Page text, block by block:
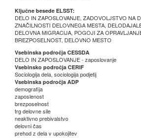
Ključne besede ELSST:
DELO IN ZAPOSLOVANJE, ZADOVOLJSTVO NA
ZNAČILNOSTI DELOVNEGA MESTA,
DELOVNA MIGRACIJA, POGOJI ZA
BREZPOSELNOST, DELOVNO MESTO
Vsebinska področja CESSDA
DELO IN ZAPOSLOVANJE - zaposlovanje
Vsebinsko področja CERIF
Sociologija dela, sociologija podjetij
Vsebinska področja ADP
demografija
zaposlenost
brezposelnost
trg delovne sile
neaktivno prebivalstvo
delovni čas
prehod z dela v upokojitev